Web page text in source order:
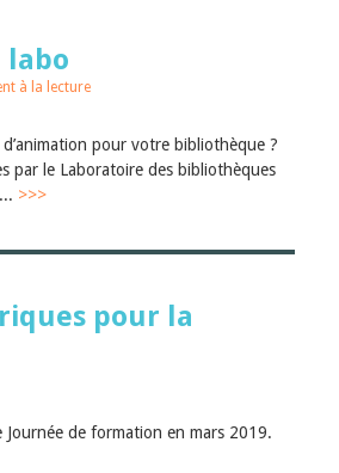
labo
à la lecture
pour votre bibliothèque ?
par le Laboratoire des bibliothèques
>>>
pour la
Journée de formation en mars 2019.